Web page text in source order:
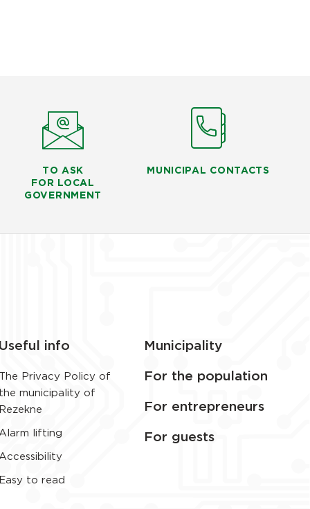
TO ASK
FOR LOCAL
GOVERNMENT
MUNICIPAL CONTACTS
Useful info
The Privacy Policy of
the municipality of
Rezekne
lifting
Easy to read
Municipality
For the population
For entrepreneurs
For guests